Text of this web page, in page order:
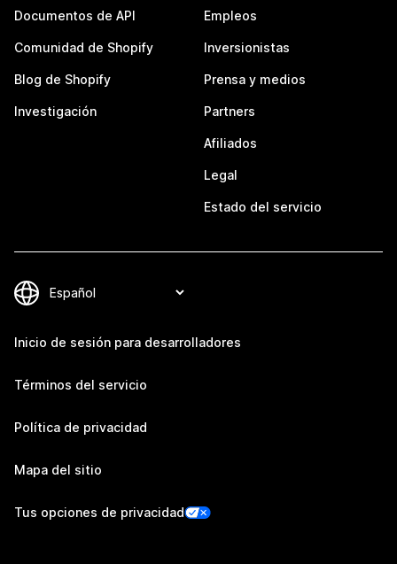
Documentos de API
Comunidad de Shopify
Blog de Shopify
Investigación
Empleos
Inversionistas
Prensa y medios
Partners
Afiliados
Legal
Estado del servicio
Inicio de sesión para desarrolladores
Términos del servicio
Política de privacidad
Mapa del sitio
Tus opciones de privacidad